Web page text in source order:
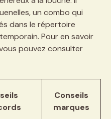
un combo qui
dans le répertoire
Pour en savoir
pouvez consulter
Conseils
marques